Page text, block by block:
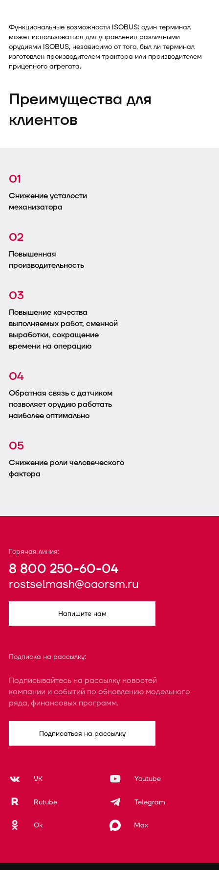
Функциональные возможности ISOBUS: один терминал
может использоваться для управления различными
орудиями ISOBUS, независимо от того, был ли терминал
изготовлен производителем трактора или производителем
прицепного агрегата.
Преимущества для
клиентов
01
Снижение усталости
механизатора
02
Повышенная
производительность
03
Повышение качества
выполняемых работ, сменной
выработки, сокращение
времени на операцию
04
Обратная связь с датчиком
позволяет орудию работать
наиболее оптимально
05
Снижение роли человеческого
фактора
Горячая линия:
8 800 250-60-04
rostselmash@oaorsm.ru
Напишите нам
Подписка на рассылку:
Подписывайтесь на рассылку новостей
компании и событий по обновлению модельного
ряда, финансовых программ.
Подписаться на рассылку
VK Youtube
Rutube Telegram
Ok Max